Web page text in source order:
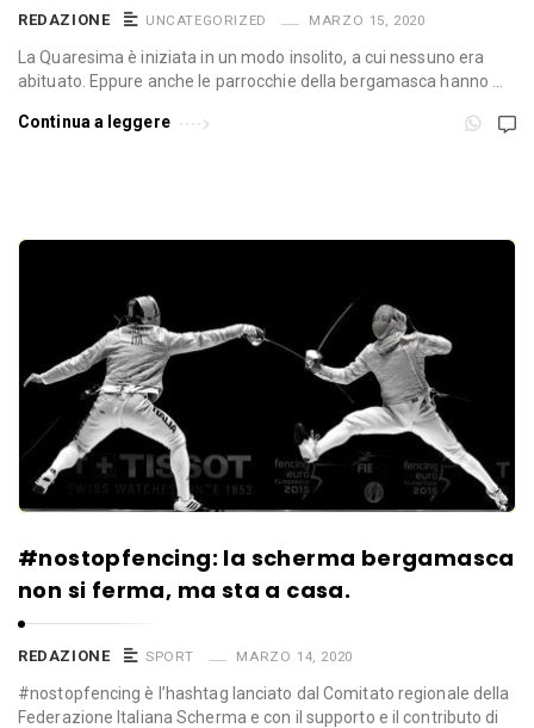
REDAZIONE UNCATEGORIZED MARZO 15, 2020
La Quaresima è iniziata in un modo insolito, a cui nessuno era
abituato. Eppure anche le parrocchie della bergamasca hanno …
Continua a leggere
#nostopfencing: la scherma bergamasca
non si ferma, ma sta a casa.
REDAZIONE SPORT MARZO 14, 2020
#nostopfencing è l’hashtag lanciato dal Comitato regionale della
Federazione Italiana Scherma e con il supporto e il contributo di